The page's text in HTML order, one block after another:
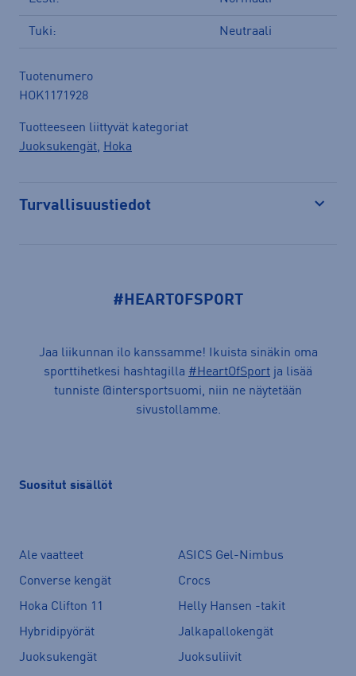
Tuki: Neutraali
Tuotenumero
HOK1171928
Tuotteeseen liittyvät kategoriat
Juoksukengät, Hoka
Turvallisuustiedot
#HEARTOFSPORT
Jaa liikunnan ilo kanssamme! Ikuista sinäkin oma
sporttihetkesi hashtagilla #HeartOfSport ja lisää
tunniste @intersportsuomi, niin ne näytetään
sivustollamme.
Suositut sisällöt
Ale vaatteet
ASICS Gel-Nimbus
Converse kengät
Crocs
Hoka Clifton 11
Helly Hansen -takit
Hybridipyörät
Jalkapallokengät
Juoksukengät
Juoksuliivit